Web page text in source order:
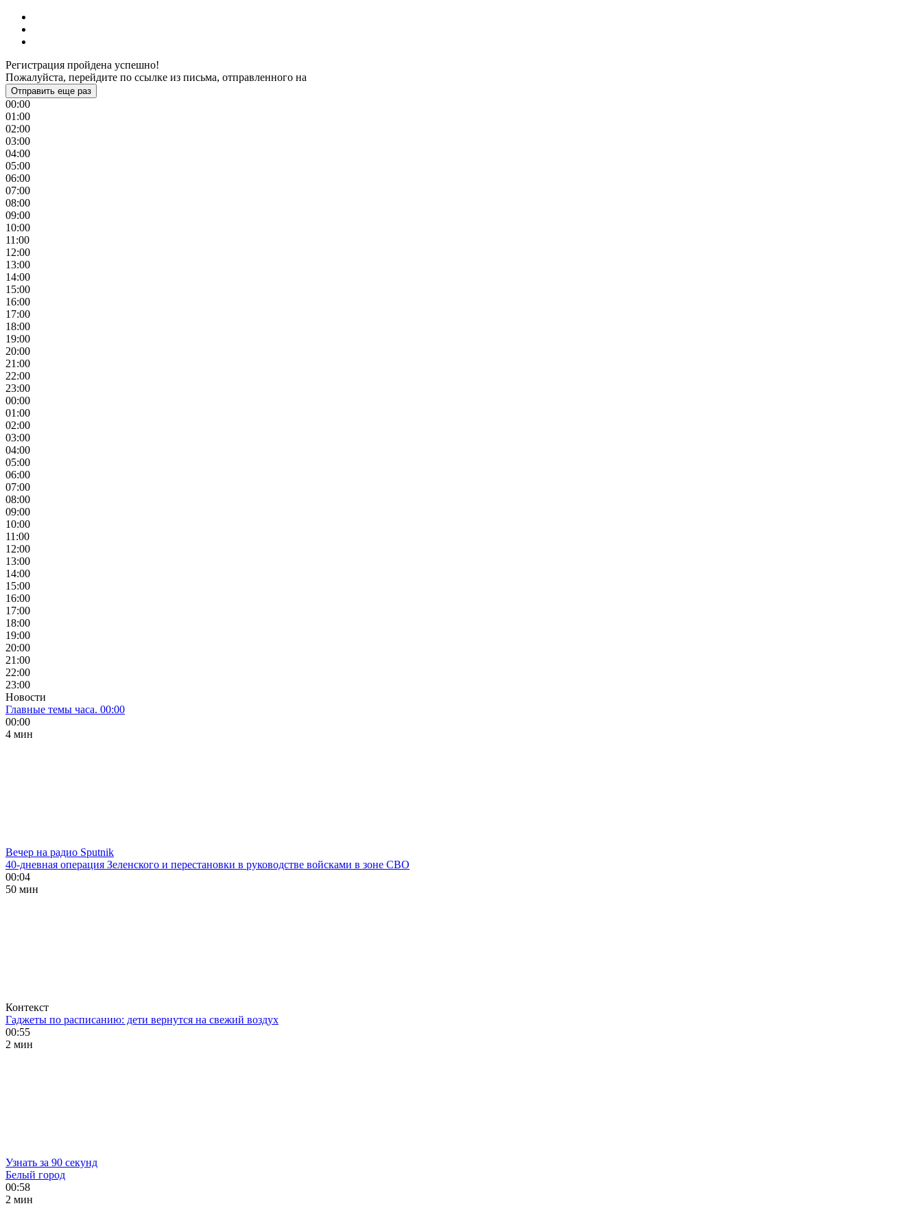
Регистрация пройдена успешно!
Пожалуйста, перейдите по ссылке из письма, отправленного на
Отправить еще раз
00:00
01:00
02:00
03:00
04:00
05:00
06:00
07:00
08:00
09:00
10:00
11:00
12:00
13:00
14:00
15:00
16:00
17:00
18:00
19:00
20:00
21:00
22:00
23:00
00:00
01:00
02:00
03:00
04:00
05:00
06:00
07:00
08:00
09:00
10:00
11:00
12:00
13:00
14:00
15:00
16:00
17:00
18:00
19:00
20:00
21:00
22:00
23:00
Новости
Главные темы часа. 00:00
00:00
4 мин
Вечер на радио Sputnik
40-дневная операция Зеленского и перестановки в руководстве войсками в зоне СВО
00:04
50 мин
Контекст
Гаджеты по расписанию: дети вернутся на свежий воздух
00:55
2 мин
Узнать за 90 секунд
Белый город
00:58
2 мин